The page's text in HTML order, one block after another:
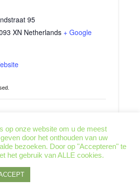
95
XN Netherlands + Google
PAH
grote broer die je
voorspelt
op onze website om u de meest
door het onthouden van uw
bezoeken. Door op "Accepteren" te
het gebruik van ALLE cookies.